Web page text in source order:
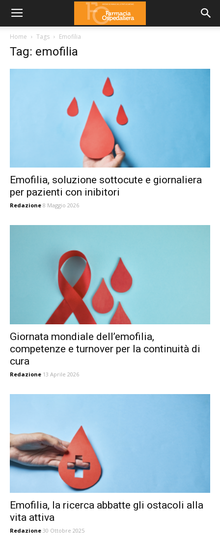
Home Tags Emofilia
Tag: emofilia
Emofilia, soluzione sottocute e giornaliera
per pazienti con inibitori
Redazione 8 Maggio 2026
Giornata mondiale dell’emofilia,
competenze e turnover per la continuità di
cura
Redazione 13 Aprile 2026
Emofilia, la ricerca abbatte gli ostacoli alla
vita attiva
Redazione 30 Ottobre 2025